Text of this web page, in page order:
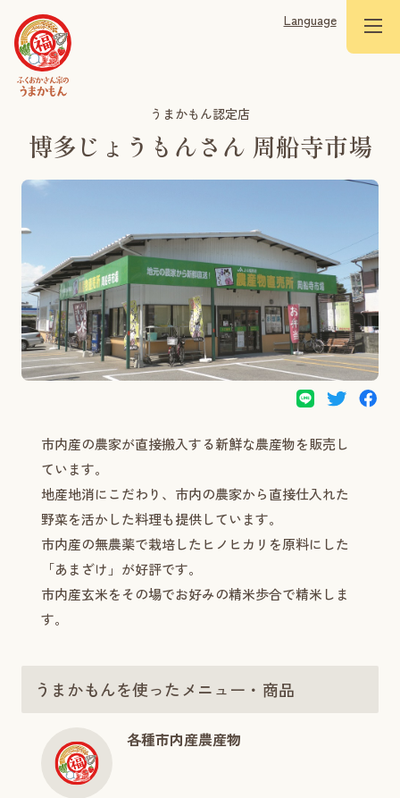
Language
うまかもん認定店
博多じょうもんさん 周船寺市場
市内産の農家が直接搬入する新鮮な農産物を販売し
ています。
地産地消にこだわり、市内の農家から直接仕入れた
野菜を活かした料理も提供しています。
市内産の無農薬で栽培したヒノヒカリを原料にした
「あまざけ」が好評です。
市内産玄米をその場でお好みの精米歩合で精米しま
す。
うまかもんを使ったメニュー・商品
各種市内産農産物